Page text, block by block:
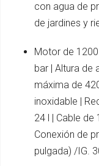
con agua de
de jardines y
Motor de
bar | Altura de
máxima de
inoxidable |
24 l | Cable de
Conexión de
pulgada) /IG.